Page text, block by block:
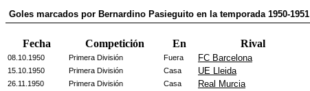
Goles marcados por Bernardino Pasieguito en la temporada 1950-1951
Fecha Competición En Rival
08.10.1950 Primera División Fuera FC Barcelona
15.10.1950 Primera División Casa UE Lleida
26.11.1950 Primera División Casa Real Murcia